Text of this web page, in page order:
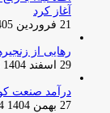
آغاز کرد
21 فروردین 1405 22:22
رهایی از
29 اسفند 1404 16:19
درآمد صنعت کوچینگ در سال 2025
27 بهمن 1404 16:14